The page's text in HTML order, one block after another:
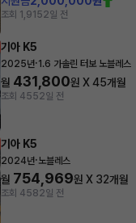
조회 1,9152일 전
기아 K5
2025년·1.6 가솔린 터보 노블레스
월 431,800원 X45개월
조회 4552일 전
기아 K5
2024년·노블레스
월 754,969원 X 32개월
조회 4582일 전